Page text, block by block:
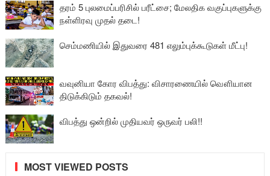
தரம் 5 புலமைப்பரிசில் பரீட்சை; மேலதிக வகுப்புகளுக்கு
நள்ளிரவு முதல் தடை!
செம்மணியில் இதுவரை 481 எலும்புக்கூடுகள் மீட்பு!
வவுனியா கோர விபத்து: விசாரணையில் வௌியான
திடுக்கிடும் தகவல்!
விபத்து ஒன்றில் முதியவர் ஒருவர் பலி!!
MOST VIEWED POSTS